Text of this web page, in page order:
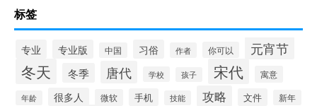
标签
专业 专业版 中国 习俗 作者 你可以 元宵节
冬天 冬季 唐代 学校 孩子 宋代 寓意
年龄 很多人 微软 手机 技能 攻略 文件 新年